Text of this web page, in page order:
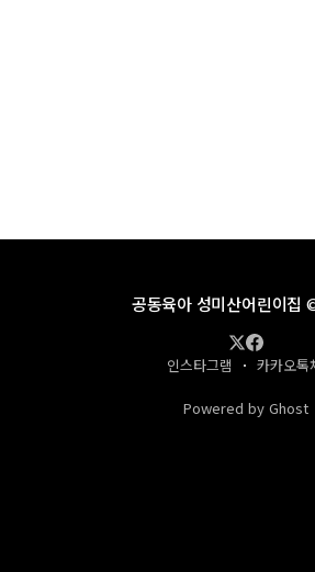
공동육아 성미산어린이집
인스타그램 카카오톡
Powered by Ghost